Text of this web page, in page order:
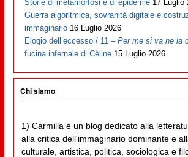
Storie di metamorfosi e di epidemie 17 Luglio
Guerra algoritmica, sovranità digitale e
immaginario 16 Luglio 2026
Elogio dell’eccesso / 11 –Per me si va ne la
fucina infernale di Cèline 15 Luglio 2026
Chi siamo
1) Carmilla è un blog dedicato alla
alla critica dell'immaginario dominante e
culturale, artistica, politica, sociologica e